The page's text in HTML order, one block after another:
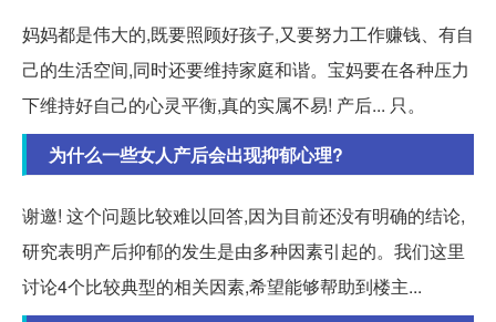
妈妈都是伟大的,既要照顾好孩子,又要努力工作赚钱、有自
己的生活空间,同时还要维持家庭和谐。宝妈要在各种压力
下维持好自己的心灵平衡,真的实属不易! 产后... 只。
为什么一些女人产后会出现抑郁心理?
谢邀! 这个问题比较难以回答,因为目前还没有明确的结论,
研究表明产后抑郁的发生是由多种因素引起的。我们这里
讨论4个比较典型的相关因素,希望能够帮助到楼主...